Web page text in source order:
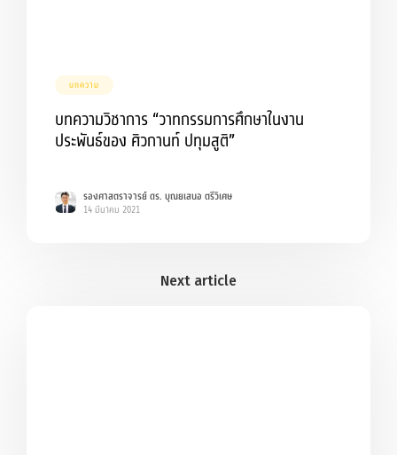
บทความ
บทความวิชาการ “วาทกรรมการศึกษาในงาน
ประพันธ์ของ ศิวกานท์ ปทุมสูติ”
รองศาสตราจารย์ ดร. บุณยเสนอ ตรีวิเศษ
14 มีนาคม 2021